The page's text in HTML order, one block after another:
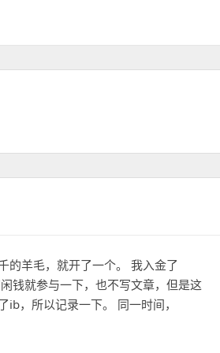
的羊毛，就开了一个。 我入金了
钱就参与一下，也不写文章，但是这
，所以记录一下。 同一时间，